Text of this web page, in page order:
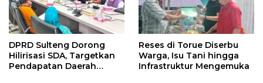
DPRD Sulteng Dorong
Hilirisasi SDA, Targetkan
Pendapatan Daerah
Reses di Torue Diserbu
Warga, Isu Tani hingga
Infrastruktur Mengemuka